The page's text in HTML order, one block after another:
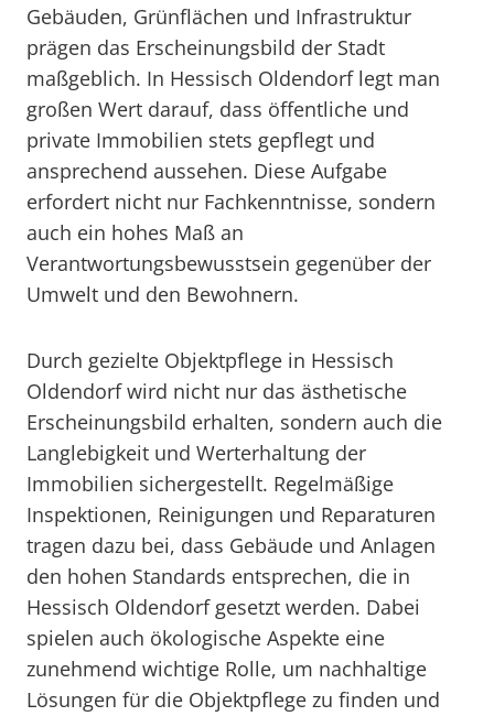
Gebäuden, Grünflächen und Infrastruktur
prägen das Erscheinungsbild der Stadt
maßgeblich. In Hessisch Oldendorf legt man
großen Wert darauf, dass öffentliche und
private Immobilien stets gepflegt und
ansprechend aussehen. Diese Aufgabe
erfordert nicht nur Fachkenntnisse, sondern
auch ein hohes Maß an
Verantwortungsbewusstsein gegenüber der
Umwelt und den Bewohnern.
Durch gezielte Objektpflege in Hessisch
Oldendorf wird nicht nur das ästhetische
Erscheinungsbild erhalten, sondern auch die
Langlebigkeit und Werterhaltung der
Immobilien sichergestellt. Regelmäßige
Inspektionen, Reinigungen und Reparaturen
tragen dazu bei, dass Gebäude und Anlagen
den hohen Standards entsprechen, die in
Hessisch Oldendorf gesetzt werden. Dabei
spielen auch ökologische Aspekte eine
zunehmend wichtige Rolle, um nachhaltige
Lösungen für die Objektpflege zu finden und